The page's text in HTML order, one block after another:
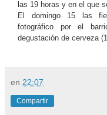
las 19 horas y en el que
El domingo 15 las
fotográfico por el
degustación de cerveza
en 22:07
Compartir